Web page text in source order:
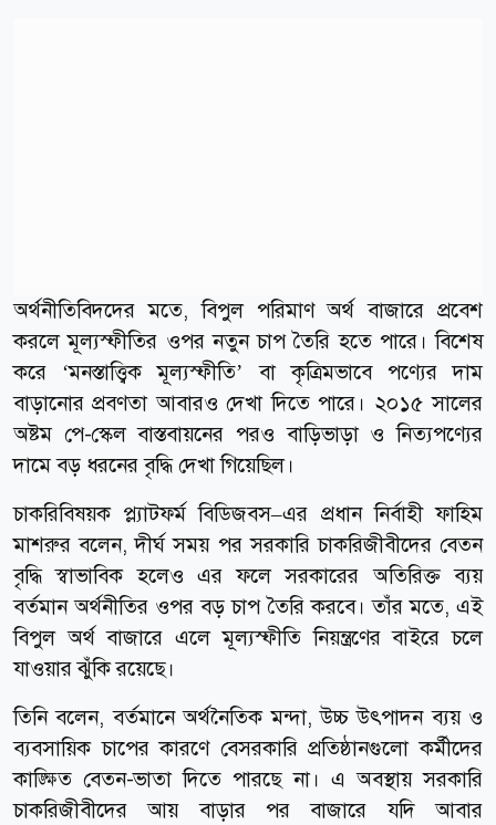
অর্থনীতিবিদদের মতে, বিপুল পরিমাণ অর্থ বাজারে প্রবেশ
করলে মূল্যস্ফীতির ওপর নতুন চাপ তৈরি হতে পারে। বিশেষ
করে ‘মনস্তাত্ত্বিক মূল্যস্ফীতি’ বা কৃত্রিমভাবে পণ্যের দাম
বাড়ানোর প্রবণতা আবারও দেখা দিতে পারে। ২০১৫ সালের
অষ্টম পে-স্কেল বাস্তবায়নের পরও বাড়িভাড়া ও নিত্যপণ্যের
দামে বড় ধরনের বৃদ্ধি দেখা গিয়েছিল।
চাকরিবিষয়ক প্ল্যাটফর্ম বিডিজবস–এর প্রধান নির্বাহী ফাহিম
মাশরুর বলেন, দীর্ঘ সময় পর সরকারি চাকরিজীবীদের বেতন
বৃদ্ধি স্বাভাবিক হলেও এর ফলে সরকারের অতিরিক্ত ব্যয়
বর্তমান অর্থনীতির ওপর বড় চাপ তৈরি করবে। তাঁর মতে, এই
বিপুল অর্থ বাজারে এলে মূল্যস্ফীতি নিয়ন্ত্রণের বাইরে চলে
যাওয়ার ঝুঁকি রয়েছে।
তিনি বলেন, বর্তমানে অর্থনৈতিক মন্দা, উচ্চ উৎপাদন ব্যয় ও
ব্যবসায়িক চাপের কারণে বেসরকারি প্রতিষ্ঠানগুলো কর্মীদের
কাঙ্ক্ষিত বেতন-ভাতা দিতে পারছে না। এ অবস্থায় সরকারি
চাকরিজীবীদের আয় বাড়ার পর বাজারে যদি আবার